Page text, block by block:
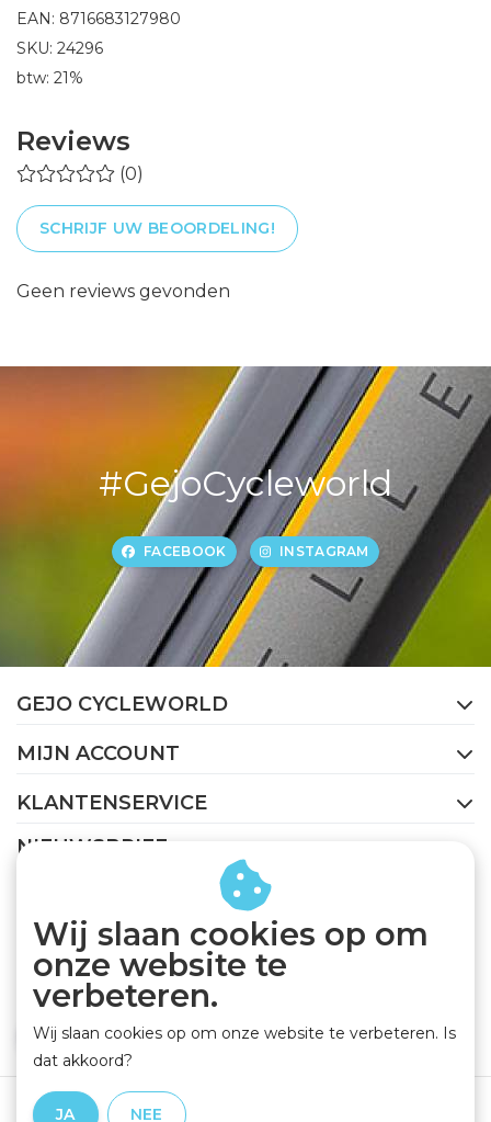
EAN: 8716683127980
SKU: 24296
btw: 21%
Reviews
(0)
SCHRIJF UW BEOORDELING!
Geen reviews gevonden
#GejoCycleworld
FACEBOOK INSTAGRAM
GEJO CYCLEWORLD
MIJN ACCOUNT
KLANTENSERVICE
NIEUWSBRIEF
Abonneer je op onze nieuwsbrief om op de hoogte te
ABONNEER
Algemene voorwaarden
Wij slaan cookies op om
onze website te
verbeteren.
Wij slaan cookies op om onze website te verbeteren. Is
dat akkoord?
JA NEE